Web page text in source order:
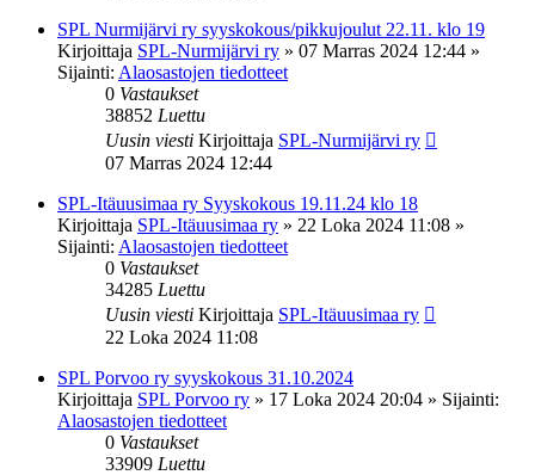
SPL Nurmijärvi ry syyskokous/pikkujoulut 22.11. klo 19
Kirjoittaja SPL-Nurmijärvi ry » 07 Marras 2024 12:44 »
Sijainti: Alaosastojen tiedotteet
0 Vastaukset
38852 Luettu
Uusin viesti Kirjoittaja SPL-Nurmijärvi ry
07 Marras 2024 12:44
SPL-Itäuusimaa ry Syyskokous 19.11.24 klo 18
Kirjoittaja SPL-Itäuusimaa ry » 22 Loka 2024 11:08 »
Sijainti: Alaosastojen tiedotteet
0 Vastaukset
34285 Luettu
Uusin viesti Kirjoittaja SPL-Itäuusimaa ry
22 Loka 2024 11:08
SPL Porvoo ry syyskokous 31.10.2024
Kirjoittaja SPL Porvoo ry » 17 Loka 2024 20:04 » Sijainti:
Alaosastojen tiedotteet
0 Vastaukset
33909 Luettu